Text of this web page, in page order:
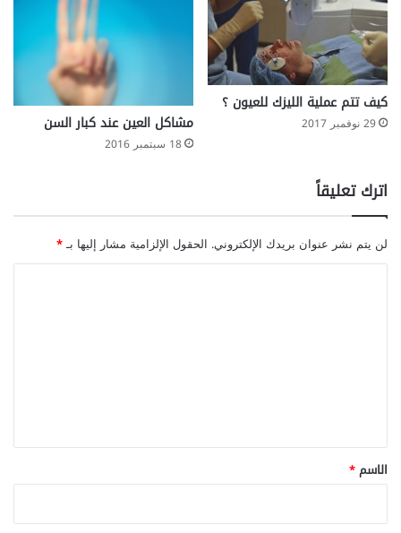
كيف تتم عملية الليزك للعيون ؟
29 نوفمبر 2017 مشاكل العين عند كبار السن
18 سبتمبر 2016
اترك تعليقاً
لن يتم نشر عنوان بريدك الإلكتروني. الحقول الإلزامية مشار إليها بـ*
*
الاسم*